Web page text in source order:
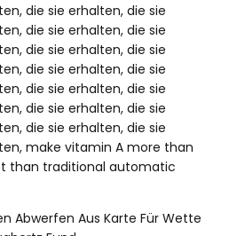
die sie erhalten, die sie
die sie erhalten, die sie
die sie erhalten, die sie
die sie erhalten, die sie
die sie erhalten, die sie
die sie erhalten, die sie
die sie erhalten, die sie
make vitamin A more than
than traditional automatic
Abwerfen Aus Karte Für Wette